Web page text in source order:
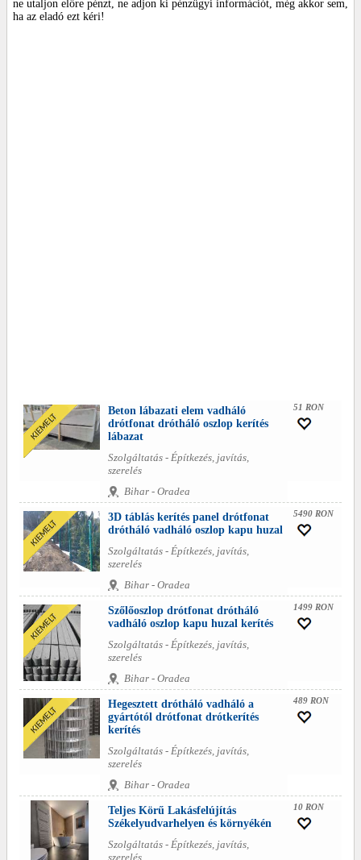
ne utaljon előre pénzt, ne adjon ki pénzügyi információt, még akkor sem,
ha az eladó ezt kéri!
Beton lábazati elem vadháló
drótfonat drótháló oszlop kerítés
lábazat
Szolgáltatás - Építkezés, javítás,
szerelés
Bihar - Oradea
51 RON
3D táblás kerítés panel drótfonat
drótháló vadháló oszlop kapu huzal
Szolgáltatás - Építkezés, javítás,
szerelés
Bihar - Oradea
5490 RON
Szőlőoszlop drótfonat drótháló
vadháló oszlop kapu huzal kerítés
Szolgáltatás - Építkezés, javítás,
szerelés
Bihar - Oradea
1499 RON
Hegesztett drótháló vadháló a
gyártótól drótfonat drótkerítés
kerítés
Szolgáltatás - Építkezés, javítás,
szerelés
Bihar - Oradea
489 RON
Teljes Körű Lakásfelújítás
Székelyudvarhelyen és környékén
Szolgáltatás - Építkezés, javítás,
szerelés
10 RON